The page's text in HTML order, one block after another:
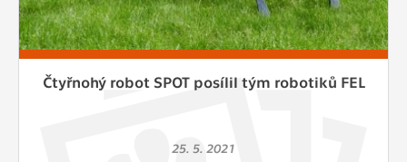
Čtyřnohý robot SPOT posílil tým robotiků FEL
25. 5. 2021